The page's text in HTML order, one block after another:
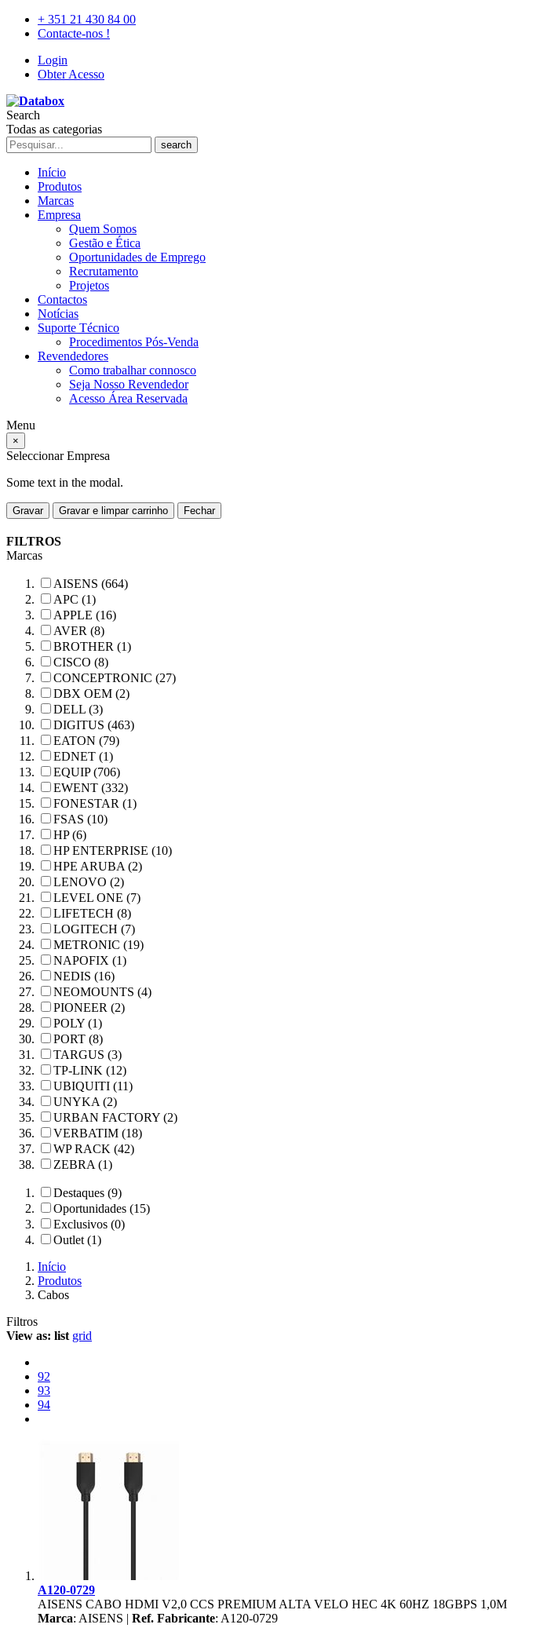
+ 351 21 430 84 00
Contacte-nos !
Login
Obter Acesso
Search
Todas as categorias
search
Início
Produtos
Marcas
Empresa
Quem Somos
Gestão e Ética
Oportunidades de Emprego
Recrutamento
Projetos
Contactos
Notícias
Suporte Técnico
Procedimentos Pós-Venda
Revendedores
Como trabalhar connosco
Seja Nosso Revendedor
Acesso Área Reservada
Menu
×
Seleccionar Empresa
Some text in the modal.
Gravar Gravar e limpar carrinho Fechar
FILTROS
Marcas
AISENS (664)
APC (1)
APPLE (16)
AVER (8)
BROTHER (1)
CISCO (8)
CONCEPTRONIC (27)
DBX OEM (2)
DELL (3)
DIGITUS (463)
EATON (79)
EDNET (1)
EQUIP (706)
EWENT (332)
FONESTAR (1)
FSAS (10)
HP (6)
HP ENTERPRISE (10)
HPE ARUBA (2)
LENOVO (2)
LEVEL ONE (7)
LIFETECH (8)
LOGITECH (7)
METRONIC (19)
NAPOFIX (1)
NEDIS (16)
NEOMOUNTS (4)
PIONEER (2)
POLY (1)
PORT (8)
TARGUS (3)
TP-LINK (12)
UBIQUITI (11)
UNYKA (2)
URBAN FACTORY (2)
VERBATIM (18)
WP RACK (42)
ZEBRA (1)
Destaques (9)
Oportunidades (15)
Exclusivos (0)
Outlet (1)
Início
Produtos
Cabos
Filtros
View as: list grid
92
93
94
A120-0729
AISENS CABO HDMI V2,0 CCS PREMIUM ALTA VELO HEC 4K 60HZ 18GBPS 1,0M
Marca: AISENS | Ref. Fabricante: A120-0729